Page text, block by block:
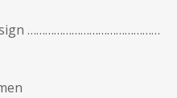
………………………………………